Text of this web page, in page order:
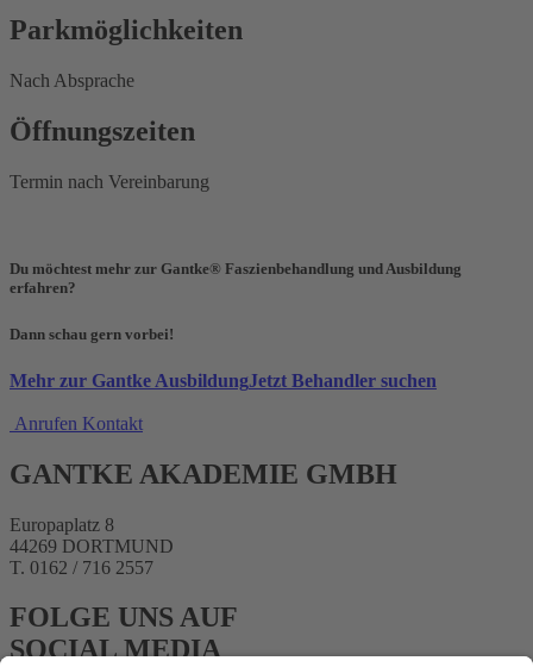
Parkmöglichkeiten
Nach Absprache
Öffnungszeiten
Termin nach Vereinbarung
Du möchtest mehr zur Gantke® Faszienbehandlung und Ausbildung
erfahren?
Dann schau gern vorbei!
Mehr zur Gantke AusbildungJetzt Behandler suchen
Anrufen Kontakt
GANTKE AKADEMIE GMBH
Europaplatz 8
44269 DORTMUND
T. 0162 / 716 2557
FOLGE UNS AUF
SOCIAL MEDIA